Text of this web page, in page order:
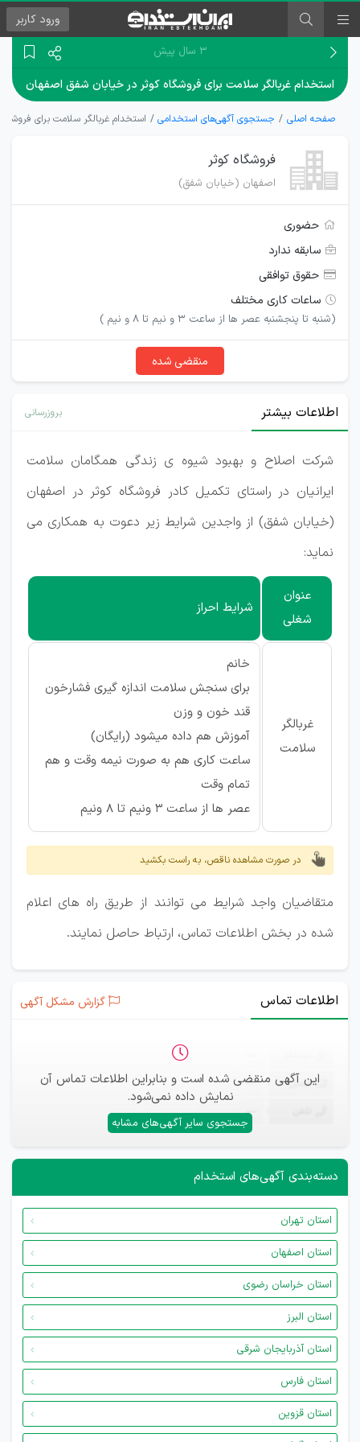
ورود کاربر
۳ سال پیش
استخدام غربالگر سلامت برای فروشگاه کوثر در خیابان شفق اصفهان
صفحه اصلی جستجوی آگهی‌های استخدامی استخدام غربالگر سلامت برای
فروشگاه کوثر
اصفهان (خیابان شفق)
حضوری
سابقه ندارد
حقوق توافقی
ساعات کاری مختلف
(شنبه تا پنجشنبه عصر ها از ساعت 3 و نیم تا 8 و نیم )
منقضی شده
اطلاعات بیشتر بروزرسانی
شرکت اصلاح و بهبود شیوه ی زندگی همگامان سلامت
ایرانیان در راستای تکمیل کادر فروشگاه کوثر در اصفهان
(خیابان شفق) از واجدین شرایط زیر دعوت به همکاری می
نماید:
عنوان
شغلی
شرایط احراز
غربالگر
سلامت
خانم
برای سنجش سلامت اندازه گیری فشارخون
قند خون و وزن
آموزش هم داده میشود (رایگان)
ساعت کاری هم به صورت نیمه وقت و هم
تمام وقت
عصر ها از ساعت 3 ونیم تا 8 ونیم
در صورت مشاهده ناقص، به راست بکشید
متقاضیان واجد شرایط می توانند از طریق راه های اعلام
شده در بخش اطلاعات تماس، ارتباط حاصل نمایند.
اطلاعات تماس گزارش مشکل آگهی
این آگهی منقضی شده است و بنابراین اطلاعات تماس آن
نمایش داده نمی‌شود.
جستجوی سایر آگهی‌های مشابه
ایمیل —
—
دسته‌بندی آگهی‌های استخدام
استان تهران
استان اصفهان
استان خراسان رضوی
استان البرز
استان آذربایجان شرقی
استان فارس
استان قزوین